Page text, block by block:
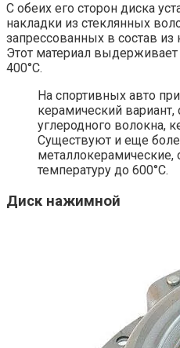
С обеих его сторон диска
накладки из стеклянных
запрессованных в состав из
Этот материал
400°С.
На спортивных авто
керамический вариант,
углеродного волокна,
Существуют и еще
температуру до 600°С.
Диск нажимной